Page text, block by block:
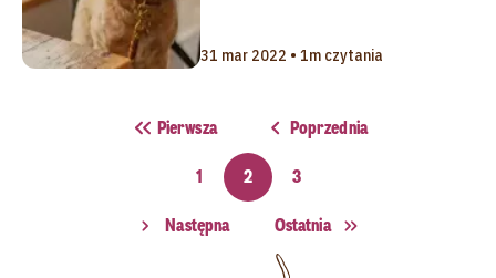
31 mar 2022 • 1m czytania
Pierwsza Poprzednia
1 2 3
Następna Ostatnia